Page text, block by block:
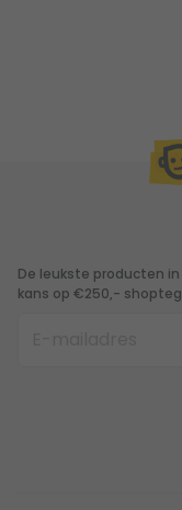
De leukste producten
kans op €250,-